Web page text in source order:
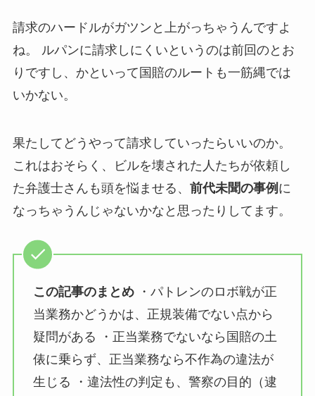
請求のハードルがガツンと上がっちゃうんですよ
ね。 ルパンに請求しにくいというのは前回のとお
りですし、かといって国賠のルートも一筋縄では
いかない。
果たしてどうやって請求していったらいいのか。
これはおそらく、ビルを壊された人たちが依頼し
た弁護士さんも頭を悩ませる、 前代未聞の事例 に
なっちゃうんじゃないかなと思ったりしてます。
この記事のまとめ・パトレンのロボ戦が正
当業務かどうかは、正規装備でない点から
疑問がある ・正当業務でないなら国賠の土
俵に乗らず、正当業務なら不作為の違法が
生じる ・違法性の判定も、警察の目的（逮